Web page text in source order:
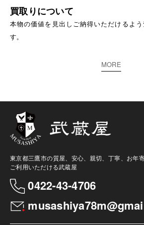
買取りについて
本物の価値を見出しご納得いただけるよ
す。
MORE
東京都三鷹市の質屋、安心、親切、丁寧、お年
ご利用いただける武蔵屋
0422-43-4706